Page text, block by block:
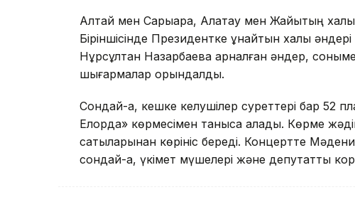
Алтай мен Сарыарқа, Алатау мен Жайықтың
Біріншісінде Президентке ұнайтын халық
Нұрсұлтан Назарбаевқа арналған әндер,
шығармалар орындалды.
Сондай-ақ, кешке келушілер суреттері бар 52
Елорда» көрмесімен таныса алады. Көрме
сатыларынан көрініс береді. Концертте
сондай-ақ, үкімет мүшелері және депутаттық